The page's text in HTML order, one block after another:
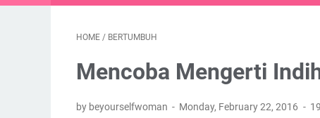
HOME / BERTUMBUH
Mencoba Mengerti
by beyourselfwoman Monday, February 22, 2016